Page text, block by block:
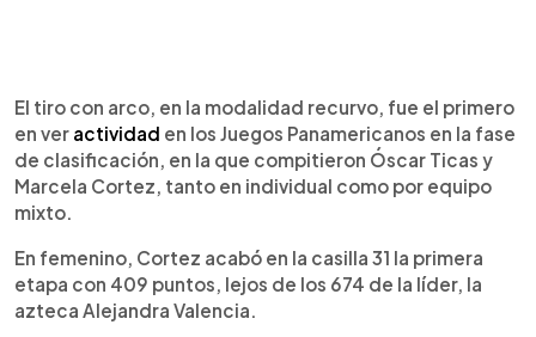
Escuchar artículo
El tiro con arco, en la modalidad recurvo, fue el primero
en ver actividad en los Juegos Panamericanos en la fase
de clasificación, en la que compitieron Óscar Ticas y
Marcela Cortez, tanto en individual como por equipo
mixto.
En femenino, Cortez acabó en la casilla 31 la primera
etapa con 409 puntos, lejos de los 674 de la líder, la
azteca Alejandra Valencia.